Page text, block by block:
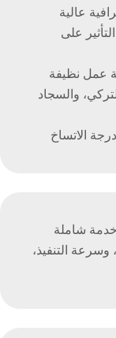
عالية
على
عمل نظيفة
والسجاد
الاتساخ
شاملة
وسرعة التنفيذ،